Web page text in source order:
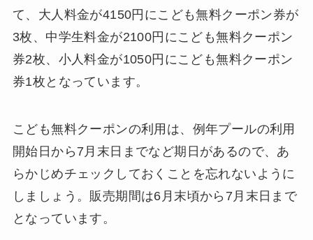
て、大人料金が4150円にこども無料クーポン券が
3枚、中学生料金が2100円にこども無料クーポン
券2枚、小人料金が1050円にこども無料クーポン
券1枚となっています。
こども無料クーポンの利用は、例年プールの利用
開始日から7月末日までなど期日があるので、あ
らかじめチェックしておくことを忘れないように
しましょう。販売期間は6月末頃から7月末日まで
となっています。